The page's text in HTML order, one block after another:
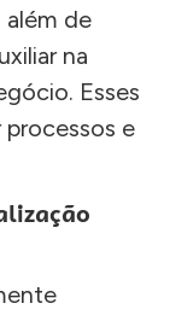
de
na
Esses
processos e